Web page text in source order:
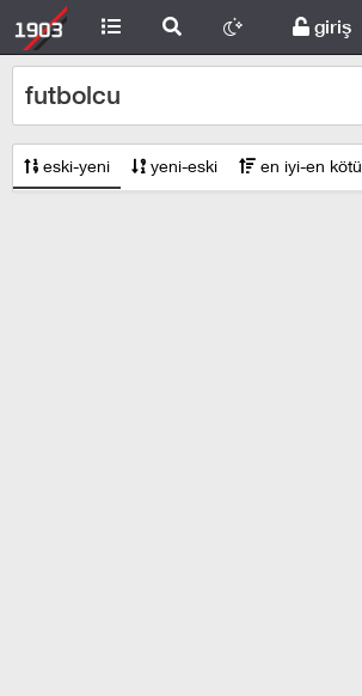
giriş
futbolcu
eski-yeni yeni-eski en iyi-en kötü